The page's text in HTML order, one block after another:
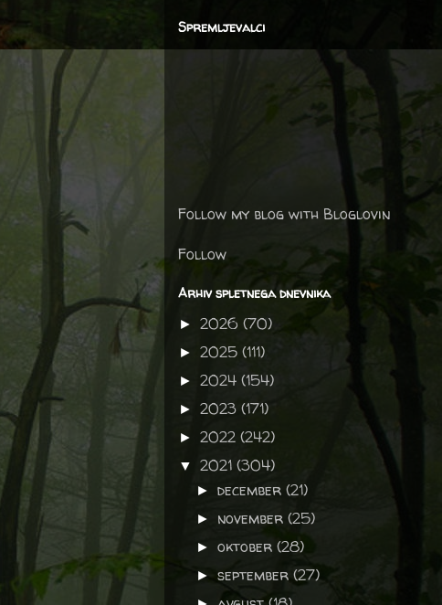
Spremljevalci
Follow my blog with Bloglovin
Follow
Arhiv spletnega dnevnika
► 2026 (70)
► 2025 (111)
► 2024 (154)
► 2023 (171)
► 2022 (242)
▼ 2021 (304)
►december(21)
► november(25)
►oktober(28)
►september(27)